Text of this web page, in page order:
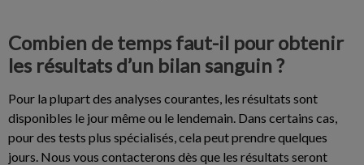
Combien de temps faut-il pour obtenir
les résultats d’un bilan sanguin ?
Pour la plupart des analyses courantes, les résultats sont
disponibles le jour même ou le lendemain. Dans certains cas,
pour des tests plus spécialisés, cela peut prendre quelques
jours. Nous vous contacterons dès que les résultats seront